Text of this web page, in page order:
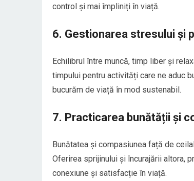
control și mai împliniți în viață.
6. Gestionarea stresului și
Echilibrul între muncă, timp liber și
timpului pentru activități care ne aduc
bucurăm de viață în mod sustenabil.
7. Practicarea bunătății și
Bunătatea și compasiunea față de
Oferirea sprijinului și încurajării altora,
conexiune și satisfacție în viață.